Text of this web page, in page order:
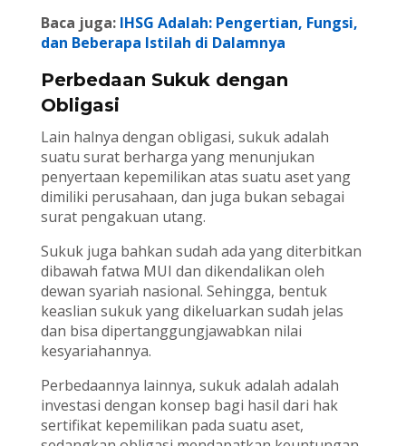
Baca juga: IHSG Adalah: Pengertian, Fungsi,
dan Beberapa Istilah di Dalamnya
Perbedaan Sukuk dengan
Obligasi
Lain halnya dengan obligasi, sukuk adalah
suatu surat berharga yang menunjukan
penyertaan kepemilikan atas suatu aset yang
dimiliki perusahaan, dan juga bukan sebagai
surat pengakuan utang.
Sukuk juga bahkan sudah ada yang diterbitkan
dibawah fatwa MUI dan dikendalikan oleh
dewan syariah nasional. Sehingga, bentuk
keaslian sukuk yang dikeluarkan sudah jelas
dan bisa dipertanggungjawabkan nilai
kesyariahannya.
Perbedaannya lainnya, sukuk adalah adalah
investasi dengan konsep bagi hasil dari hak
sertifikat kepemilikan pada suatu aset,